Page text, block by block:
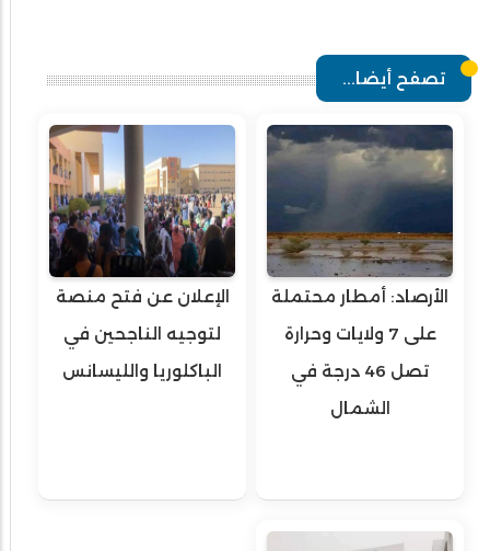
تصفح أيضا...
الأرصاد: أمطار محتملة
على 7 ولايات وحرارة
تصل 46 درجة في
الشمال
الإعلان عن فتح منصة
لتوجيه الناجحين في
الباكلوريا والليسانس